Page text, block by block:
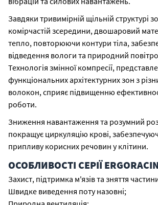
Завдяки тривимірній щільній структурі
комірчастій зсередини, двошаровий
тепло, повторюючи контури тіла,
відведення вологи та природний
Технологія змінної компресії,
функціональних архітектурних зон з
волокон, сприяє підвищенню
роботи.
Зниження навантаження та розумний
покращує циркуляцію крові,
припливу корисних речовин у клітини.
ОСОБЛИВОСТІ СЕРІЇ
Захист, підтримка м'язів та зняття
Швидке виведення поту назовні;